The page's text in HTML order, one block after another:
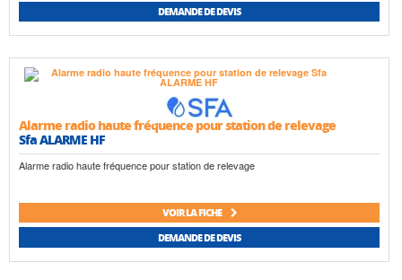
DEMANDE DE DEVIS
Alarme radio haute fréquence pour station de relevage
Sfa ALARME HF
Alarme radio haute fréquence pour station de relevage
VOIR LA FICHE
DEMANDE DE DEVIS